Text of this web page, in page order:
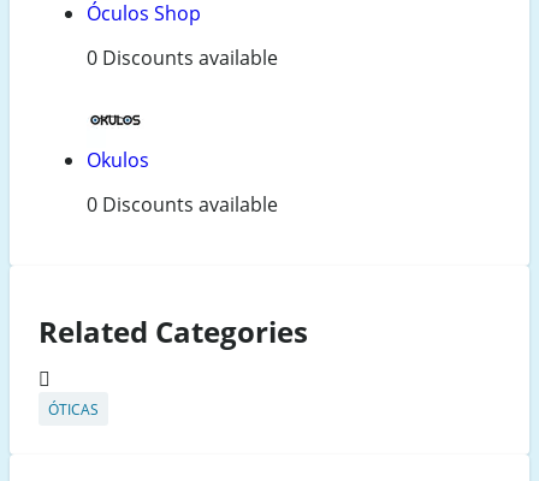
Óculos Shop
0 Discounts available
Okulos
0 Discounts available
Related Categories
ÓTICAS